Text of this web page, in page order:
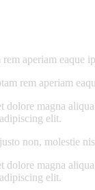
aperiam
rem aperiam
magna
elit.
non, molestie
magna
elit.